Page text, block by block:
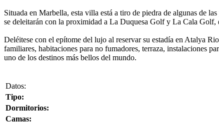
Situada en Marbella, esta villa está a tiro de piedra de algunas de
se deleitarán con la proximidad a La Duquesa Golf y La Cala
Deléitese con el epítome del lujo al reservar su estadía en Atalya
familiares, habitaciones para no fumadores, terraza, instalaciones
uno de los destinos más bellos del mundo.
Datos:
Tipo:
Dormitorios:
Camas: